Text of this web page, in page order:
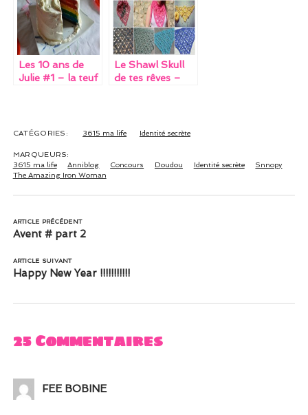
organisée + tuto
Les 10 ans de
Julie #1 – la teuf
Le Shawl Skull
de tes rêves –
CATÉGORIES: 3615 ma life Identité secrète
MARQUEURS:
3615 ma life
Anniblog Concours Doudou Identité secrète
Snnopy
The Amazing Iron Woman
ARTICLE PRÉCÉDENT
Avent # part 2
ARTICLE SUIVANT
Happy New Year !!!!!!!!!!!
25 Commentaires
FEE BOBINE